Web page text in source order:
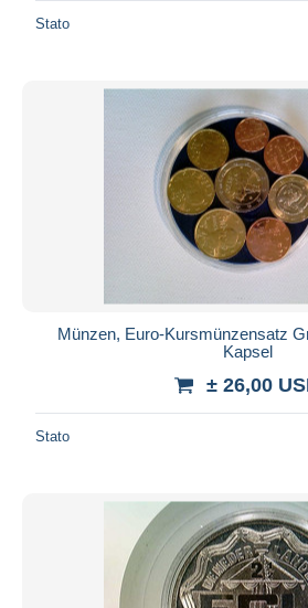
Stato
Münzen, Euro-Kursmünzensatz
Kapsel
± 26,00
Stato